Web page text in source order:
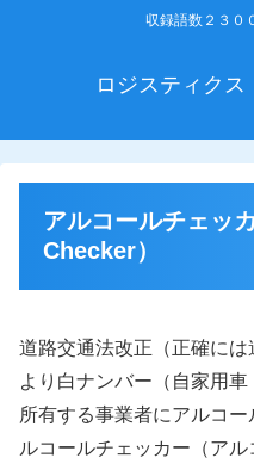
収録語数２３
ロジスティク
アルコールチェッ
Checker）
道路交通法改正（正確に
より白ナンバー（自家用
所有する事業者にアルコ
ルコールチェッカー（ア